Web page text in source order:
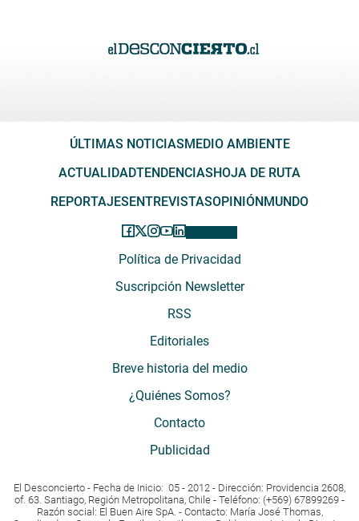
ÚLTIMAS NOTICIAS MEDIO AMBIENTE
ACTUALIDADTENDENCIAS HOJA DE RUTA
REPORTAJES ENTREVISTASOPINIÓN MUNDO
Política de Privacidad
Suscripción Newsletter
RSS
Editoriales
Breve historia del medio
¿Quiénes Somos?
Contacto
Publicidad
El Desconcierto - Fecha de Inicio: 05 - 2012 - Dirección: Providencia 2608,
of. 63. Santiago, Región Metropolitana, Chile - Teléfono: (+569) 67899269 -
Razón social: El Buen Aire SpA. - Contacto: María José Thomas,